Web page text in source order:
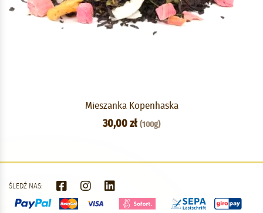
Mieszanka Kopenhaska
30,00 zł (100g)
ŚLEDŹ NAS: